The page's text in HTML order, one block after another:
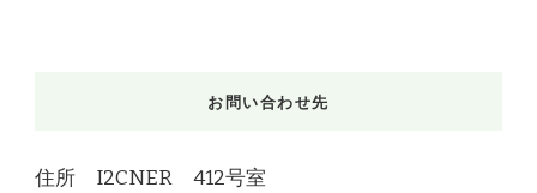
お問い合わせ先
住所 I2CNER 412号室